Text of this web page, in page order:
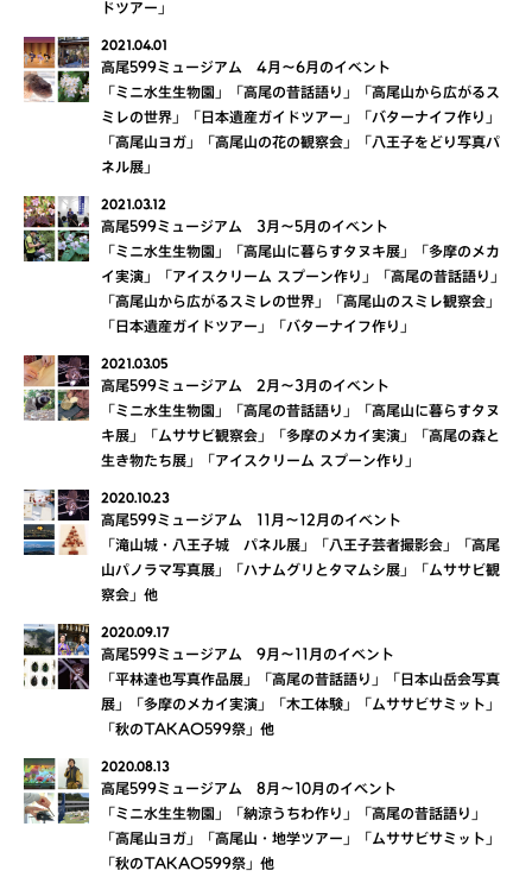
ドツアー」
2021.04.01
高尾599ミュージアム 4月～6月のイベント
「ミニ水生生物園」「高尾の昔話語り」「高尾山から広がるス
ミレの世界」「日本遺産ガイドツアー」「バターナイフ作り」
「高尾山ヨガ」「高尾山の花の観察会」「八王子をどり写真パ
ネル展」
2021.03.12
高尾599ミュージアム 3月～5月のイベント
「ミニ水生生物園」「高尾山に暮らすタヌキ展」「多摩のメカ
イ実演」「アイスクリーム スプーン作り」「高尾の昔話語り」
「高尾山から広がるスミレの世界」「高尾山のスミレ観察会」
「日本遺産ガイドツアー」「バターナイフ作り」
2021.03.05
高尾599ミュージアム 2月～3月のイベント
「ミニ水生生物園」「高尾の昔話語り」「高尾山に暮らすタヌ
キ展」「ムササビ観察会」「多摩のメカイ実演」「高尾の森と
生き物たち展」「アイスクリーム スプーン作り」
2020.10.23
高尾599ミュージアム 11月～12月のイベント
「滝山城・八王子城 パネル展」「八王子芸者撮影会」「高尾
山パノラマ写真展」「ハナムグリとタマムシ展」「ムササビ観
察会」他
2020.09.17
高尾599ミュージアム 9月～11月のイベント
「平林達也写真作品展」「高尾の昔話語り」「日本山岳会写真
展」「多摩のメカイ実演」「木工体験」「ムササビサミット」
「秋のTAKAO599祭」他
2020.08.13
高尾599ミュージアム 8月～10月のイベント
「ミニ水生生物園」「納涼うちわ作り」「高尾の昔話語り」
「高尾山ヨガ」「高尾山・地学ツアー」「ムササビサミット」
「秋のTAKAO599祭」他